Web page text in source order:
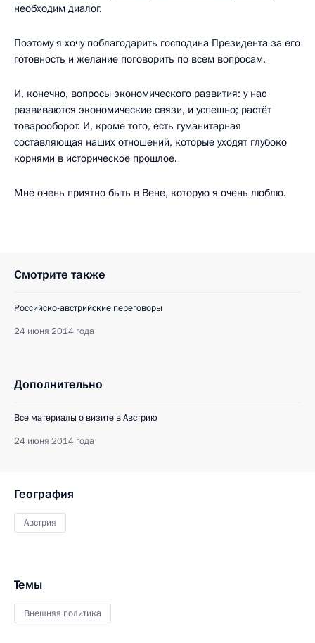
необходим диалог.
Поэтому я хочу поблагодарить господина Президента за его
готовность и желание поговорить по всем вопросам.
И, конечно, вопросы экономического развития: у нас
развиваются экономические связи, и успешно; растёт
товарооборот. И, кроме того, есть гуманитарная
составляющая наших отношений, которые уходят глубоко
корнями в историческое прошлое.
Мне очень приятно быть в Вене, которую я очень люблю.
Смотрите также
Российско-австрийские переговоры
24 июня 2014 года
Дополнительно
Все материалы о визите в Австрию
24 июня 2014 года
География
Австрия
Темы
Внешняя политика